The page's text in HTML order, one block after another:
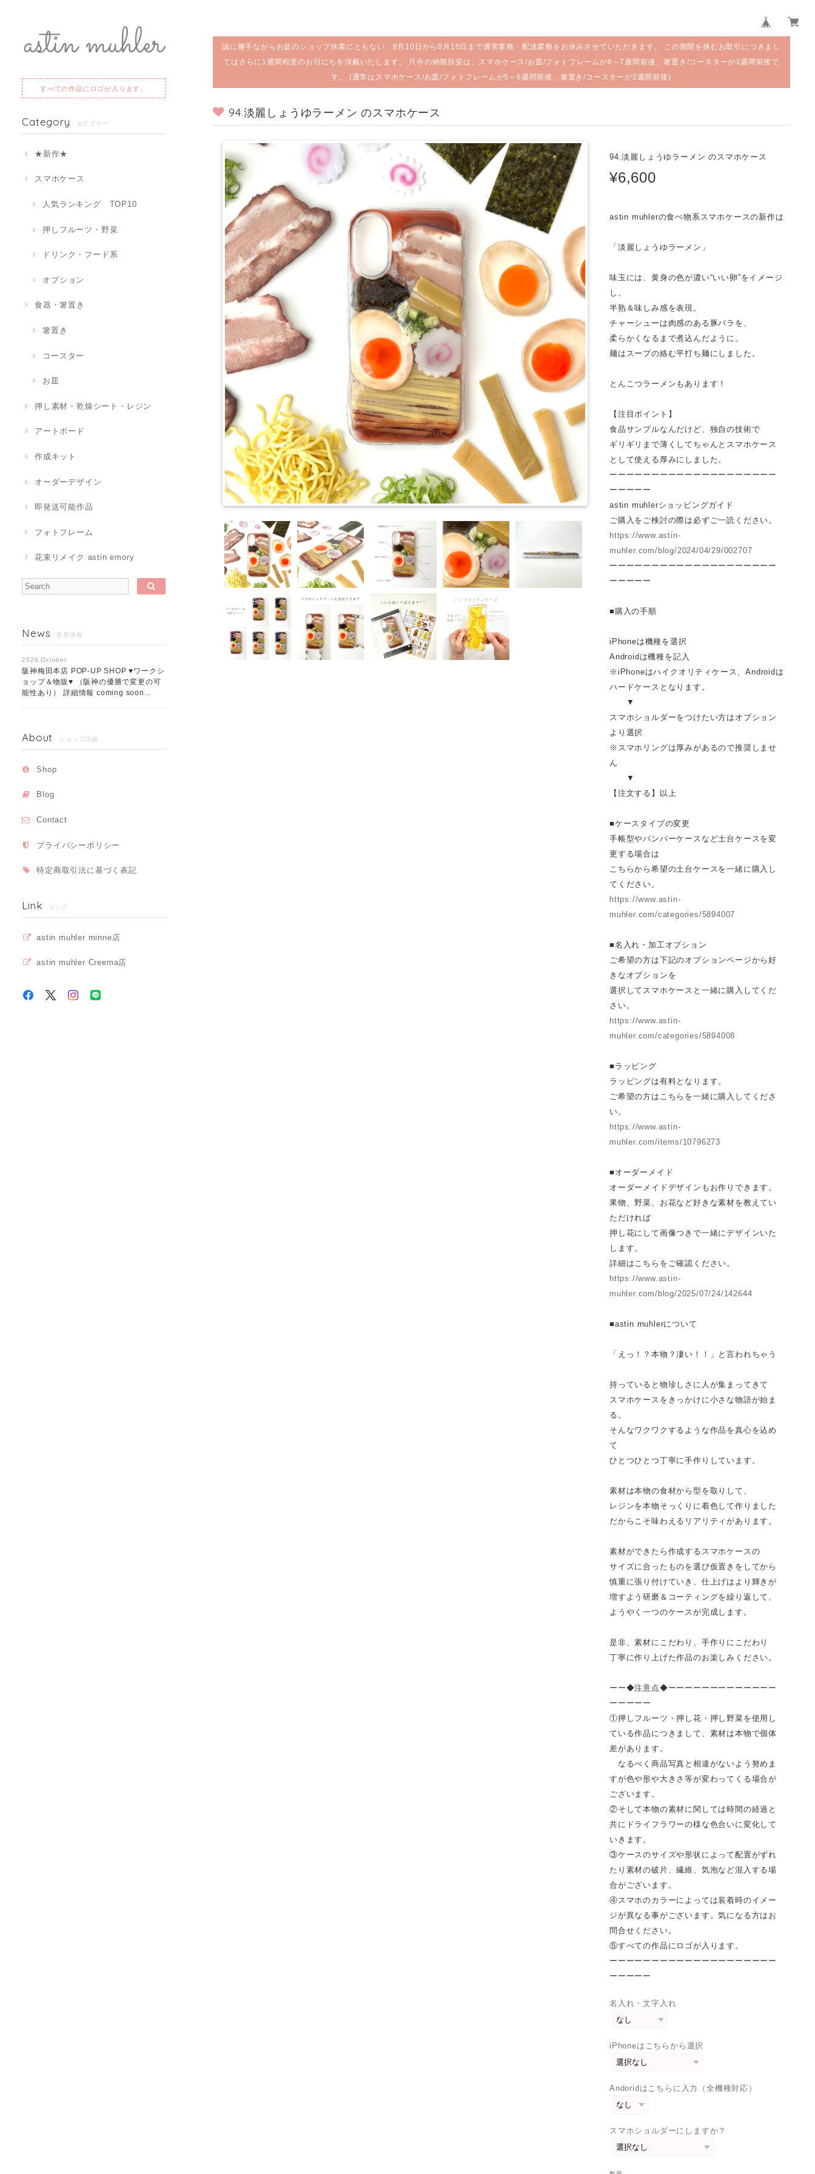
すべての作品にロゴが入ります。
Category カテゴリー
★新作★
スマホケース
人気ランキング TOP10
押しフルーツ・野菜
ドリンク・フード系
オプション
食器・箸置き
箸置き
コースター
お皿
押し素材・乾燥シート・レジン
アートボード
作成キット
オーダーデザイン
即発送可能作品
フォトフレーム
花束リメイク astin emory
News 新着情報
2026.October
阪神梅田本店 POP-UP SHOP ♥ワークシ
ョップ＆物販♥ （阪神の優勝で変更の可
能性あり） 詳細情報 coming soon...
About ショップ詳細
Shop
Blog
Contact
プライバシーポリシー
特定商取引法に基づく表記
Link リンク
astin muhler minne店
astin muhler Creema店
誠に勝手ながらお盆のショップ休業にともない、8月10日から8月16日まで通常業務・配送業務をお休みさせていただきます。 この期間を挟むお取引につきまし
てはさらに1週間程度のお日にちを頂戴いたします。 只今の納期目安は、スマホケース/お皿/フォトフレームが6～7週間前後、箸置き/コースターが3週間前後で
す。 (通常はスマホケース/お皿/フォトフレームが5～6週間前後、箸置き/コースターが2週間前後)
94.淡麗しょうゆラーメン のスマホケース
94.淡麗しょうゆラーメン のスマホケース
¥6,600
astin muhlerの食べ物系スマホケースの新作は
「淡麗しょうゆラーメン」
味玉には、黄身の色が濃い“いい卵”をイメージ
し、
半熟＆味しみ感を表現。
チャーシューは肉感のある豚バラを、
柔らかくなるまで煮込んだように。
麺はスープの絡む平打ち麺にしました。
とんこつラーメンもあります！
【注目ポイント】
食品サンプルなんだけど、独自の技術で
ギリギリまで薄くしてちゃんとスマホケース
として使える厚みにしました。
ーーーーーーーーーーーーーーーーーーーー
ーーーーー
astin muhlerショッピングガイド
ご購入をご検討の際は必ずご一読ください。
https://www.astin-
muhler.com/blog/2024/04/29/002707
ーーーーーーーーーーーーーーーーーーーー
ーーーーー
■購入の手順
iPhoneは機種を選択
Androidは機種を記入
※iPhoneはハイクオリティケース、Androidは
ハードケースとなります。
▼
スマホショルダーをつけたい方はオプション
より選択
※スマホリングは厚みがあるので推奨しませ
ん
▼
【注文する】以上
■ケースタイプの変更
手帳型やバンパーケースなど土台ケースを変
更する場合は
こちらから希望の土台ケースを一緒に購入し
てください。
https://www.astin-
muhler.com/categories/5894007
■名入れ・加工オプション
ご希望の方は下記のオプションページから好
きなオプションを
選択してスマホケースと一緒に購入してくだ
さい。
https://www.astin-
muhler.com/categories/5894008
■ラッピング
ラッピングは有料となります。
ご希望の方はこちらを一緒に購入してくださ
い。
https://www.astin-
muhler.com/items/10796273
■オーダーメイド
オーダーメイドデザインもお作りできます。
果物、野菜、お花など好きな素材を教えてい
ただければ
押し花にして画像つきで一緒にデザインいた
します。
詳細はこちらをご確認ください。
https://www.astin-
muhler.com/blog/2025/07/24/142644
■astin muhlerについて
「えっ！？本物？凄い！！」と言われちゃう
持っていると物珍しさに人が集まってきて
スマホケースをきっかけに小さな物語が始ま
る。
そんなワクワクするような作品を真心を込め
て
ひとつひとつ丁寧に手作りしています。
素材は本物の食材から型を取りして、
レジンを本物そっくりに着色して作りました
だからこそ味わえるリアリティがあります。
素材ができたら作成するスマホケースの
サイズに合ったものを選び仮置きをしてから
慎重に張り付けていき、仕上げはより輝きが
増すよう研磨＆コーティングを繰り返して、
ようやく一つのケースが完成します。
是非、素材にこだわり、手作りにこだわり
丁寧に作り上げた作品のお楽しみください。
ーー◆注意点◆ーーーーーーーーーーーーー
ーーーーー
①押しフルーツ・押し花・押し野菜を使用し
ている作品につきまして、素材は本物で個体
差があります。
なるべく商品写真と相違がないよう努めま
すが色や形や大きさ等が変わってくる場合が
ございます。
②そして本物の素材に関しては時間の経過と
共にドライフラワーの様な色合いに変化して
いきます。
③ケースのサイズや形状によって配置がずれ
たり素材の破片、繊維、気泡など混入する場
合がございます。
④スマホのカラーによっては装着時のイメー
ジが異なる事がございます。気になる方はお
問合せください。
⑤すべての作品にロゴが入ります。
ーーーーーーーーーーーーーーーーーーーー
ーーーーー
名入れ・文字入れ
iPhoneはこちらから選択
Andoridはこちらに入力（全機種対応）
スマホショルダーにしますか？